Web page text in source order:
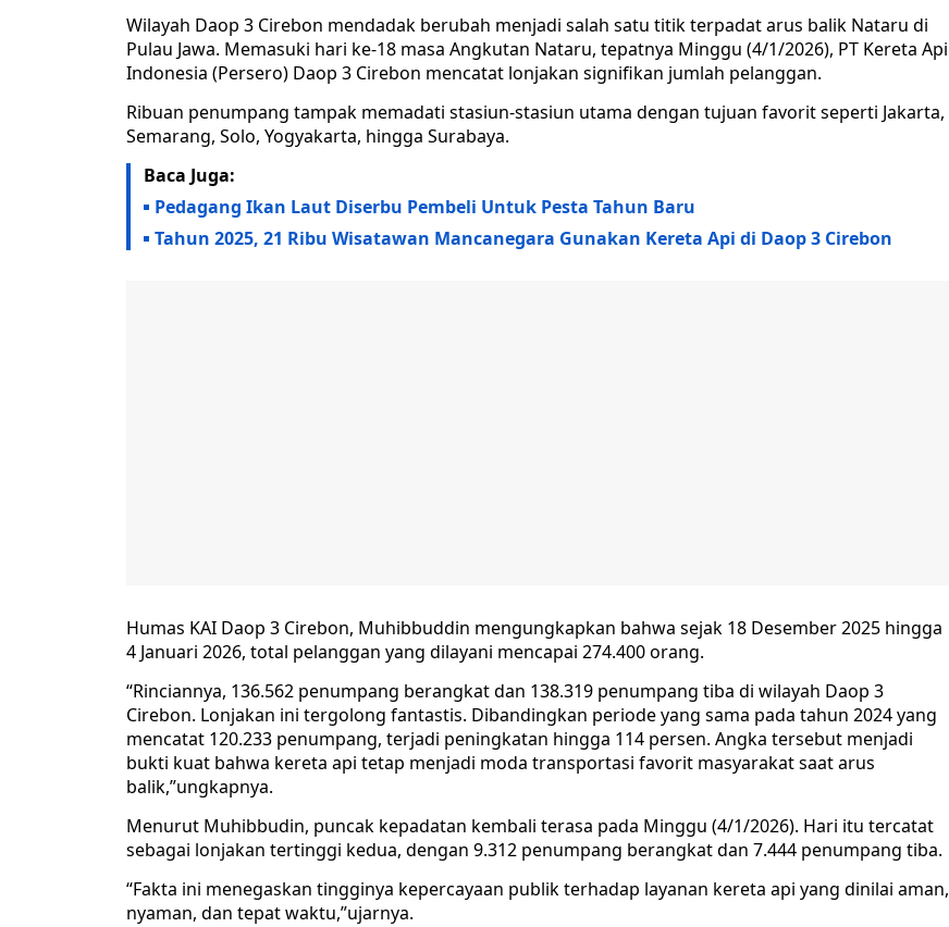
Wilayah Daop 3 Cirebon mendadak berubah menjadi salah satu titik terpadat arus balik Nataru di
Pulau Jawa. Memasuki hari ke-18 masa Angkutan Nataru, tepatnya Minggu (4/1/2026), PT Kereta Api
Indonesia (Persero) Daop 3 Cirebon mencatat lonjakan signifikan jumlah pelanggan.
Ribuan penumpang tampak memadati stasiun-stasiun utama dengan tujuan favorit seperti Jakarta,
Semarang, Solo, Yogyakarta, hingga Surabaya.
Baca Juga:
Pedagang Ikan Laut Diserbu Pembeli Untuk Pesta Tahun Baru
Tahun 2025, 21 Ribu Wisatawan Mancanegara Gunakan Kereta Api di Daop 3 Cirebon
Humas KAI Daop 3 Cirebon, Muhibbuddin mengungkapkan bahwa sejak 18 Desember 2025 hingga
4 Januari 2026, total pelanggan yang dilayani mencapai 274.400 orang.
“Rinciannya, 136.562 penumpang berangkat dan 138.319 penumpang tiba di wilayah Daop 3
Cirebon. Lonjakan ini tergolong fantastis. Dibandingkan periode yang sama pada tahun 2024 yang
mencatat 120.233 penumpang, terjadi peningkatan hingga 114 persen. Angka tersebut menjadi
bukti kuat bahwa kereta api tetap menjadi moda transportasi favorit masyarakat saat arus
balik,”ungkapnya.
Menurut Muhibbudin, puncak kepadatan kembali terasa pada Minggu (4/1/2026). Hari itu tercatat
sebagai lonjakan tertinggi kedua, dengan 9.312 penumpang berangkat dan 7.444 penumpang tiba.
“Fakta ini menegaskan tingginya kepercayaan publik terhadap layanan kereta api yang dinilai aman,
nyaman, dan tepat waktu,”ujarnya.